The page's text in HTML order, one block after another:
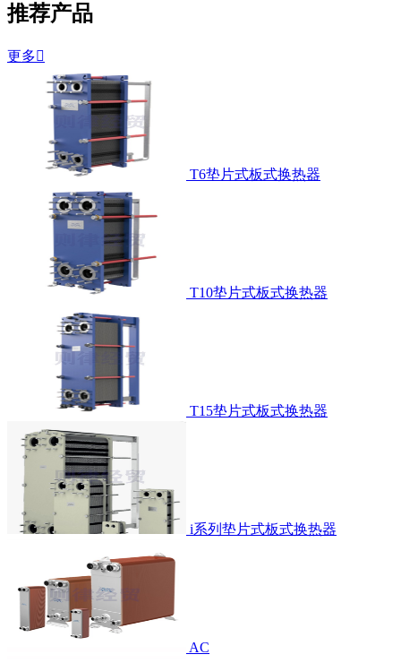
推荐产品
更多
T6垫片式板式换热器
T10垫片式板式换热器
T15垫片式板式换热器
i系列垫片式板式换热器
AC